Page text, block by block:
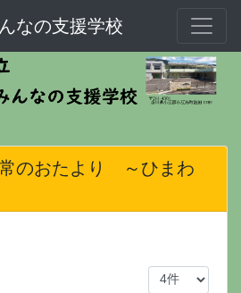
なの支援学校
のおたより ～ひまわ